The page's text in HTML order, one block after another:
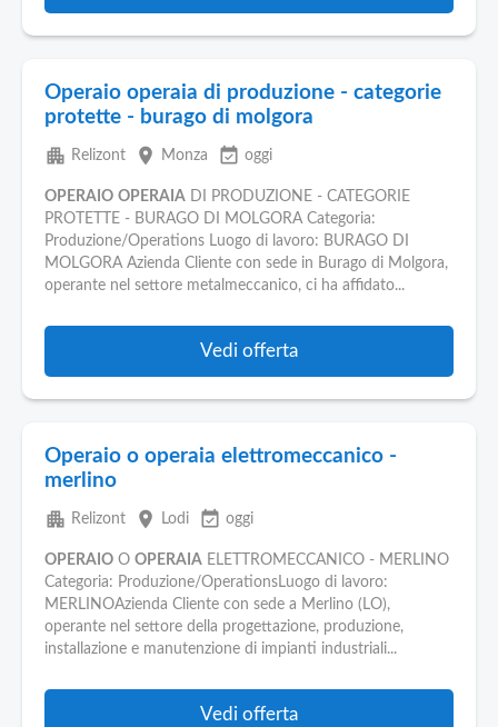
Operaio operaia di produzione - categorie
protette - burago di molgora
apartment Relizont place Monza event_available oggi
OPERAIO OPERAIA DI PRODUZIONE - CATEGORIE
PROTETTE - BURAGO DI MOLGORA Categoria:
Produzione/Operations Luogo di lavoro: BURAGO DI
MOLGORA Azienda Cliente con sede in Burago di Molgora,
operante nel settore metalmeccanico, ci ha affidato...
Vedi offerta
Operaio o operaia elettromeccanico -
merlino
apartment Relizont place Lodi event_available oggi
OPERAIO O OPERAIA ELETTROMECCANICO - MERLINO
Categoria: Produzione/OperationsLuogo di lavoro:
MERLINOAzienda Cliente con sede a Merlino (LO),
operante nel settore della progettazione, produzione,
installazione e manutenzione di impianti industriali...
Vedi offerta